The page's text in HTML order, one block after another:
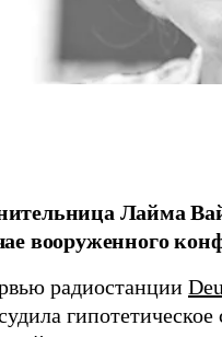
Лайма
вооруженного
радиостанции